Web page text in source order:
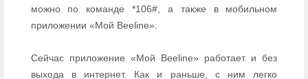
можно по команде *106#, а также в мобильном
приложении «Мой Beeline».
Сейчас приложение «Мой Beeline» работает и без
выхода в интернет. Как и раньше, с ним легко